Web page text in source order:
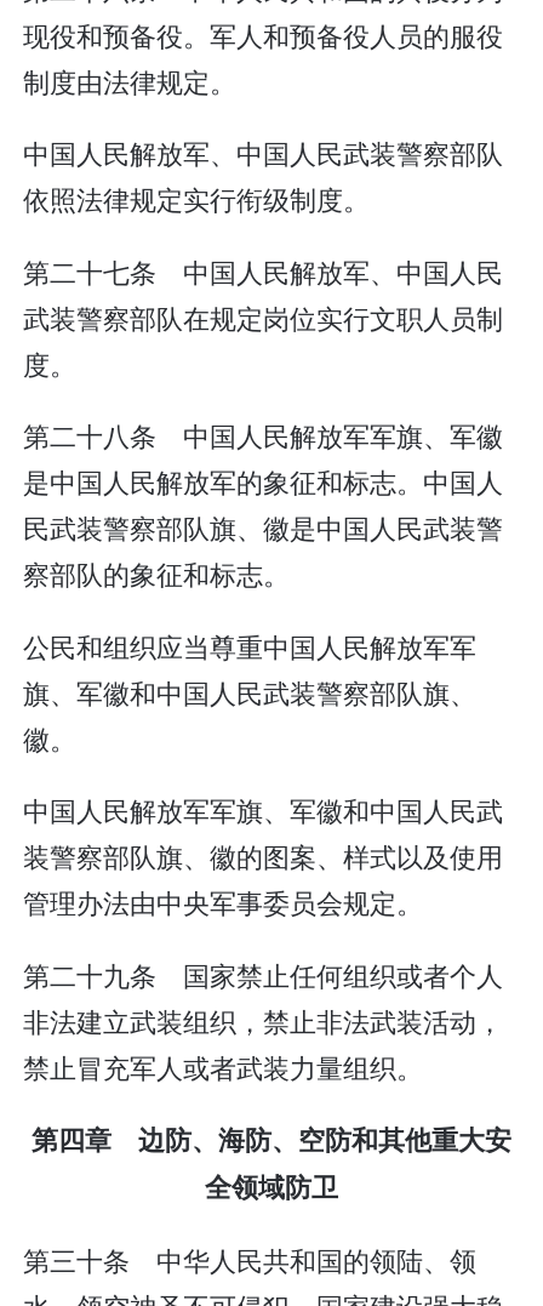
现役和预备役。军人和预备役人员的服役
制度由法律规定。
中国人民解放军、中国人民武装警察部队
依照法律规定实行衔级制度。
第二十七条 中国人民解放军、中国人民
武装警察部队在规定岗位实行文职人员制
度。
第二十八条 中国人民解放军军旗、军徽
是中国人民解放军的象征和标志。中国人
民武装警察部队旗、徽是中国人民武装警
察部队的象征和标志。
公民和组织应当尊重中国人民解放军军
旗、军徽和中国人民武装警察部队旗、
徽。
中国人民解放军军旗、军徽和中国人民武
装警察部队旗、徽的图案、样式以及使用
管理办法由中央军事委员会规定。
第二十九条 国家禁止任何组织或者个人
非法建立武装组织，禁止非法武装活动，
禁止冒充军人或者武装力量组织。
第四章 边防、海防、空防和其他重大安
全领域防卫
第三十条 中华人民共和国的领陆、领